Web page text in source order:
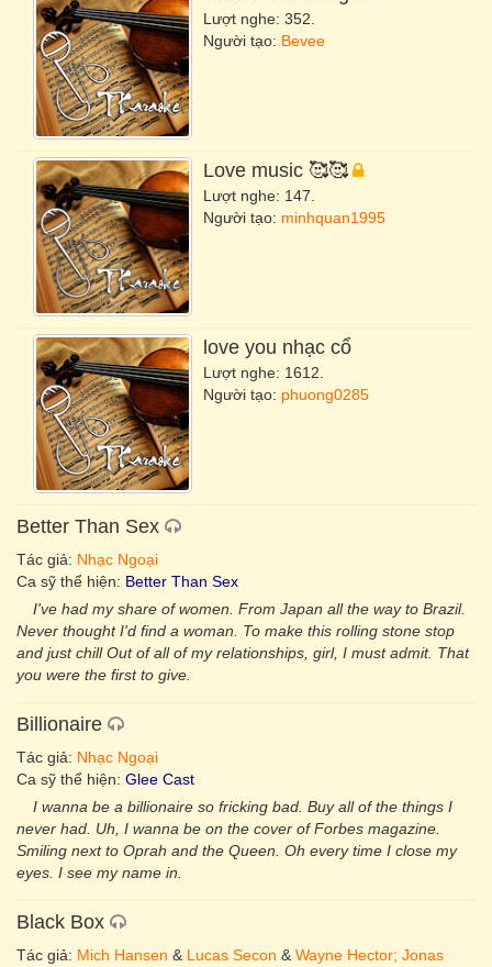
Lượt nghe: 352.
Người tạo: Bevee
Love music 🥰🥰
Lượt nghe: 147.
Người tạo: minhquan1995
love you nhạc cổ
Lượt nghe: 1612.
Người tạo: phuong0285
Better Than Sex
Tác giả: Nhạc Ngoại
Ca sỹ thể hiện: Better Than Sex
I've had my share of women. From Japan all the way to Brazil.
Never thought I'd find a woman. To make this rolling stone stop
and just chill Out of all of my relationships, girl, I must admit. That
you were the first to give.
Billionaire
Tác giả: Nhạc Ngoại
Ca sỹ thể hiện: Glee Cast
I wanna be a billionaire so fricking bad. Buy all of the things I
never had. Uh, I wanna be on the cover of Forbes magazine.
Smiling next to Oprah and the Queen. Oh every time I close my
eyes. I see my name in.
Black Box
Tác giả: Mich Hansen & Lucas Secon & Wayne Hector; Jonas